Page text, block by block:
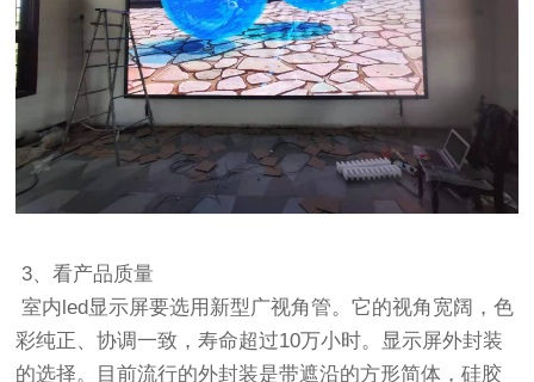
3、看产品质量
室内led显示屏要选用新型广视角管。它的视角宽阔，色
彩纯正、协调一致，寿命超过10万小时。显示屏外封装
的选择。目前流行的外封装是带遮沿的方形简体，硅胶